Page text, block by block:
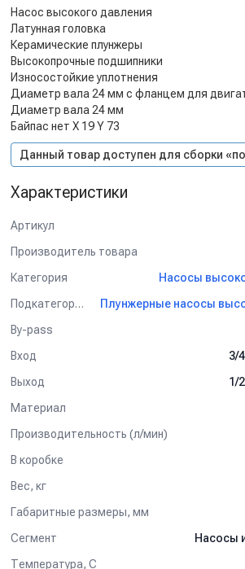
Насос высокого давления
Латунная головка
Керамические плунжеры
Высокопрочные подшипники
Износостойкие уплотнения
Диаметр вала 24 мм с фланцем для
Диаметр вала 24 мм
Байпас нет X 19 Y 73
Данный товар доступен для сборки
Характеристики
Артикул
Производитель товара
Категория
Насосы
Подкатегория
By-pass
Вход
3/
Выход
1/
Материал
Производительность (л/мин)
В коробке
Вес, кг
Габаритные размеры, мм
Сегмент
Насосы
Температура, C